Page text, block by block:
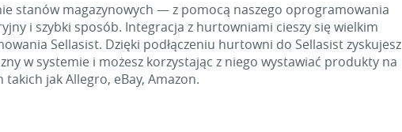
stanów magazynowych — z pomocą naszego oprogramowania
i szybki sposób. Integracja z hurtowniami cieszy się wielkim
Sellasist. Dzięki podłączeniu hurtowni do Sellasist zyskujesz
w systemie i możesz korzystając z niego wystawiać produkty na
takich jak Allegro, eBay, Amazon.